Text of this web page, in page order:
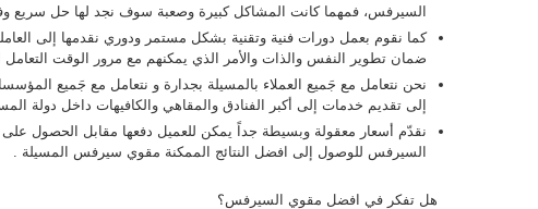
السيرفس، فمهما كانت المشاكل كبيرة وصعبة سوف نجد لها حل سريع
كما نقوم بعمل دورات فنية وتقنية بشكل مستمر ودوري نقدمها إلى
ضمان تطوير النفس والذات والأمر الذي يمكنهم مع مرور الوقت
نحن نتعامل مع جَميع العملاء بالمسيلة بجدارة و نتعامل مع جَميع
إلى تقديم خدمات إلى أكبر الفنادق والمقاهي والكافيهات داخل دولة
نقدّم أسعار معقولة وبسيطة جداً يمكن للعميل دفعها مقابل الحصول
السيرفس للوصول إلى افضل النتائج الممكنة مقوي سيرفس المسيلة .
هل تفكر في افضل مقوي السيرفس؟